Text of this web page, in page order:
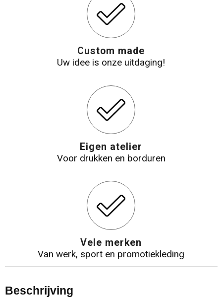
Katoenen draagtassen
Koffers en Trolleys
Custom made
Uw idee is onze uitdaging!
Eigen atelier
Voor drukken en borduren
Vele merken
Van werk, sport en promotiekleding
Beschrijving